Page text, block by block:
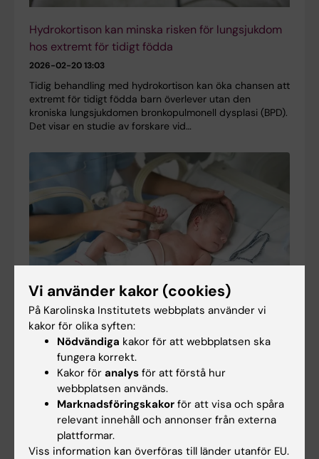
Hydrokortison kan minska risken för lungsjukdom
hos extremt för tidigt födda
2026-02-20 13:03
Tidig behandling med hydrokortison kan öka chansen att
extremt för tidigt födda barn överlever utan den
kroniska lungsjukdomen bronkopulmonell dysplasi (BPD).
Det visar en studie av forskare vid…
Nyfödda med hälsoproblem löper högre risk att
dö ända upp i tonåren
2025-06-10 20:15
Spädbarn som överlever allvarliga hälsoproblem de
första veckorna av livet har högre risk att dö under
barndomen och tonåren jämfört med barn som varit
friska som nyfödda. Det visar en ny studie från…
Vi använder kakor (cookies)
På Karolinska Institutets webbplats använder vi
kakor för olika syften:
Nödvändiga kakor för att webbplatsen ska
fungera korrekt.
Kakor för analys för att förstå hur
webbplatsen används.
Marknadsföringskakor för att visa och spåra
relevant innehåll och annonser från externa
plattformar.
Viss information kan överföras till länder utanför EU.